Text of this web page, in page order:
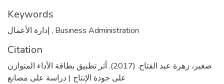
Keywords
, Business Administration
Citation
صغير، زهرة عبد الفتاح. (2017). أثر تطبيق بطاقة الأداء المتوازن
على جودة الإنتاج ( دراسة على مصانع